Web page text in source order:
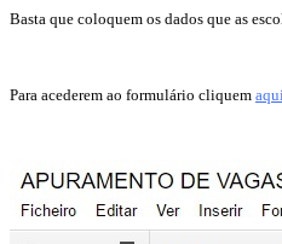
Basta que coloquem os dados que as
Para acederem ao formulário cliquem aqui